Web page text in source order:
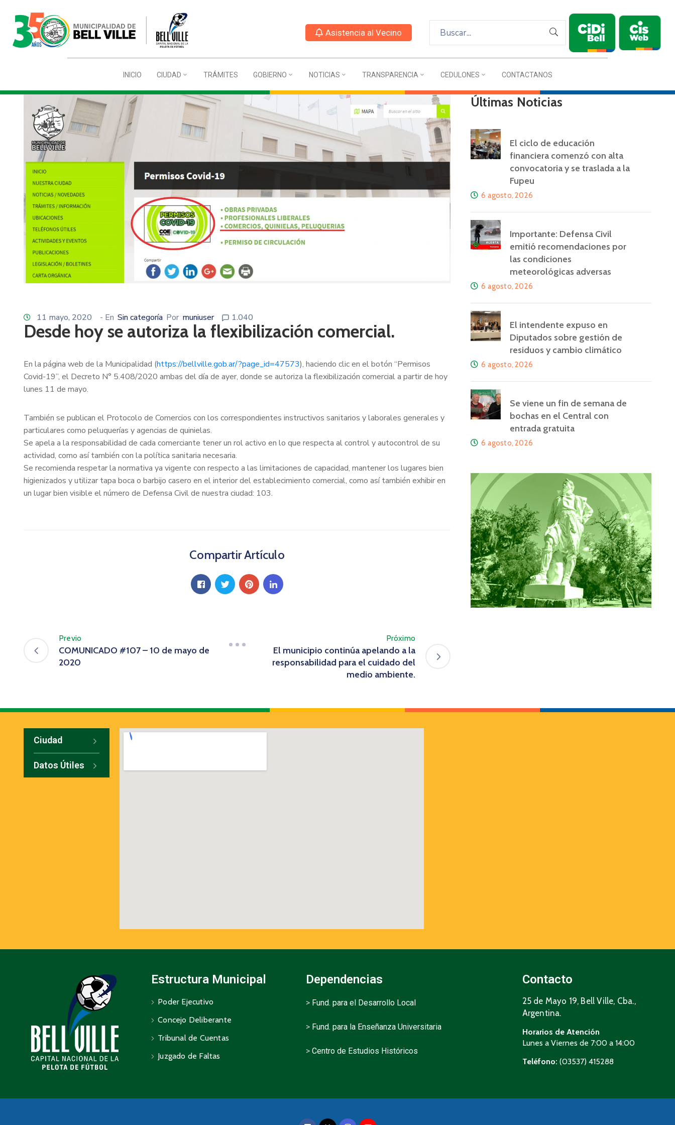
Asistencia al Vecino
INICIO CIUDAD TRÁMITES GOBIERNO NOTICIAS TRANSPARENCIA CEDULONES CONTACTANOS
11 mayo, 2020 - En Sin categoría Por muniuser 1.040
Desde hoy se autoriza la flexibilización comercial.
En la página web de la Municipalidad (https://bellville.gob.ar/?page_id=47573), haciendo clic en el botón “Permisos
Covid-19”, el Decreto N° 5.408/2020 ambas del día de ayer, donde se autoriza la flexibilización comercial a partir de hoy
lunes 11 de mayo.
También se publican el Protocolo de Comercios con los correspondientes instructivos sanitarios y laborales generales y
particulares como peluquerías y agencias de quinielas.
Se apela a la responsabilidad de cada comerciante tener un rol activo en lo que respecta al control y autocontrol de su
actividad, como así también con la política sanitaria necesaria.
Se recomienda respetar la normativa ya vigente con respecto a las limitaciones de capacidad, mantener los lugares bien
higienizados y utilizar tapa boca o barbijo casero en el interior del establecimiento comercial, como así también exhibir en
un lugar bien visible el número de Defensa Civil de nuestra ciudad: 103.
Compartir Artículo
Previo
COMUNICADO #107 – 10 de mayo de
2020
Próximo
El municipio continúa apelando a la
responsabilidad para el cuidado del
medio ambiente.
Últimas Noticias
El ciclo de educación
financiera comenzó con alta
convocatoria y se traslada a la
Fupeu
6 agosto, 2026
Importante: Defensa Civil
emitió recomendaciones por
las condiciones
meteorológicas adversas
6 agosto, 2026
El intendente expuso en
Diputados sobre gestión de
residuos y cambio climático
6 agosto, 2026
Se viene un fin de semana de
bochas en el Central con
entrada gratuita
6 agosto, 2026
Ciudad
Datos Útiles
Estructura Municipal
Poder Ejecutivo
Concejo Deliberante
Tribunal de Cuentas
Juzgado de Faltas
Dependencias
> Fund. para el Desarrollo Local
> Fund. para la Enseñanza Universitaria
> Centro de Estudios Históricos
Contacto
25 de Mayo 19, Bell Ville, Cba.,
Argentina.
Horarios de Atención
Lunes a Viernes de 7:00 a 14:00
Teléfono: (03537) 415288